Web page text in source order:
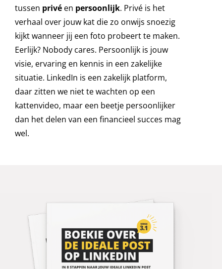
tussen privé en persoonlijk. Privé is het
verhaal over jouw kat die zo onwijs snoezig
kijkt wanneer jij een foto probeert te maken.
Eerlijk? Nobody cares. Persoonlijk is jouw
visie, ervaring en kennis in een zakelijke
situatie. LinkedIn is een zakelijk platform,
daar zitten we niet te wachten op een
kattenvideo, maar een beetje persoonlijker
dan het delen van een financieel succes mag
wel.